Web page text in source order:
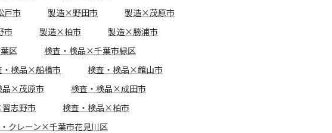
戸市 製造×野田市
製造×茂原市
市 製造×柏市
製造×勝浦市
区
検査・検品×千葉市緑区
・検品×船橋市
検査・検品×館山市
品×茂原市
検査・検品×成田市
志野市
検査・検品×柏市
クレーン×千葉市花見川区